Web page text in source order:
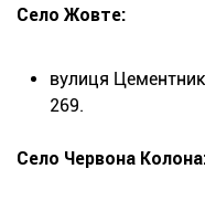
Село Жовте:
вулиця
269.
Село Червона